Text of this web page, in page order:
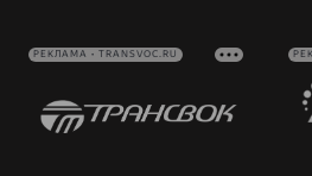
РЕКЛАМА • TRANSVOC.RU